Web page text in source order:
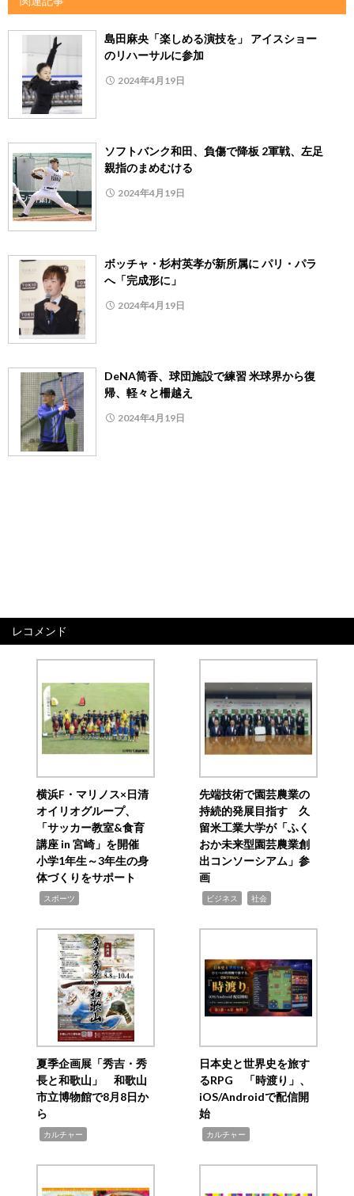
島田麻央「楽しめる演技を」 アイスショー
のリハーサルに参加
2024年4月19日
ソフトバンク和田、負傷で降板 2軍戦、左足
親指のまめむける
2024年4月19日
ボッチャ・杉村英孝が新所属に パリ・パラ
へ「完成形に」
2024年4月19日
DeNA筒香、球団施設で練習 米球界から復
帰、軽々と柵越え
2024年4月19日
レコメンド
横浜F・マリノス×日清
オイリオグループ、
「サッカー教室&食育
講座 in 宮崎」を開催
小学1年生～3年生の身
体づくりをサポート
スポーツ
先端技術で園芸農業の
持続的発展目指す 久
留米工業大学が「ふく
おか未来型園芸農業創
出コンソーシアム」参
画
ビジネス 社会
夏季企画展「秀吉・秀
長と和歌山」 和歌山
市立博物館で8月8日か
ら
カルチャー
日本史と世界史を旅す
るRPG 「時渡り」、
iOS/Androidで配信開
始
カルチャー